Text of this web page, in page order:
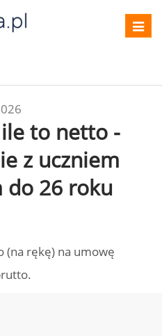
to netto -
z uczniem
26 roku
(na rękę) na umowę